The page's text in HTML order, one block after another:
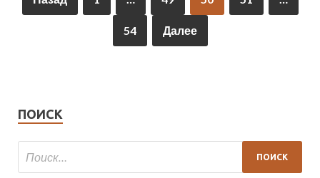
54 Далее
ПОИСК